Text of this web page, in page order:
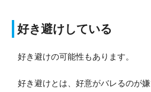
好き避けしている
好き避けの可能性もあります。
好き避けとは、好意がバレるのが